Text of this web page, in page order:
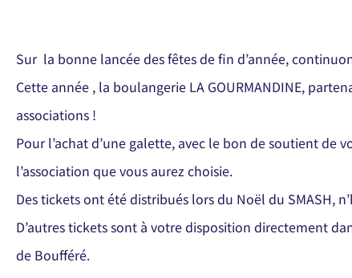
Sur la bonne lancée des fêtes de fin d’année,
Cette année , la boulangerie LA GOURMANDINE,
associations !
Pour l’achat d’une galette, avec le bon de soutient de
l’association que vous aurez choisie.
Des tickets ont été distribués lors du Noël du SMASH,
D’autres tickets sont à votre disposition directement
de Boufféré.